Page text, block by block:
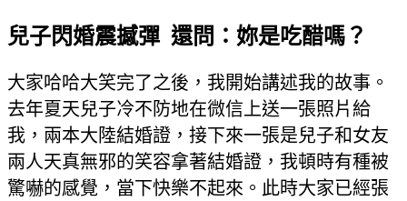
兒子閃婚震撼彈 還問：妳是吃醋嗎？
大家哈哈大笑完了之後，我開始講述我的故事。
去年夏天兒子冷不防地在微信上送一張照片給
我，兩本大陸結婚證，接下來一張是兒子和女友
兩人天真無邪的笑容拿著結婚證，我頓時有種被
驚嚇的感覺，當下快樂不起來。此時大家已經張